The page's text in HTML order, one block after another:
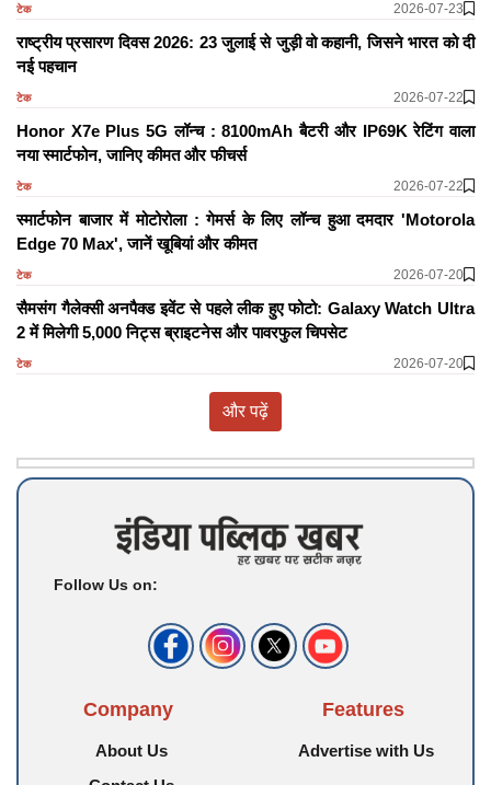
टेक 2026-07-23
राष्ट्रीय प्रसारण दिवस 2026: 23 जुलाई से जुड़ी वो कहानी, जिसने भारत को दी
नई पहचान
टेक 2026-07-22
Honor X7e Plus 5G लॉन्च : 8100mAh बैटरी और IP69K रेटिंग वाला
नया स्मार्टफोन, जानिए कीमत और फीचर्स
टेक 2026-07-22
स्मार्टफोन बाजार में मोटोरोला : गेमर्स के लिए लॉन्च हुआ दमदार 'Motorola
Edge 70 Max', जानें खूबियां और कीमत
टेक 2026-07-20
सैमसंग गैलेक्सी अनपैक्ड इवेंट से पहले लीक हुए फोटो: Galaxy Watch Ultra
2 में मिलेगी 5,000 निट्स ब्राइटनेस और पावरफुल चिपसेट
टेक 2026-07-20
और पढ़ें
Follow Us on:
Company
About Us
Features
Advertise with Us